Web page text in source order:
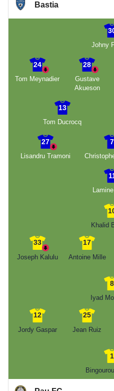
Bastia
Johny
24
Tom Meynadier
28
Gustave
Akueson
13
Tom Ducrocq
27
Lisandru Tramoni
7
Khalid
33
Joseph Kalulu
17
Antoine Mille
8
Iyad
12
Jordy Gaspar
25
Jean Ruiz
1